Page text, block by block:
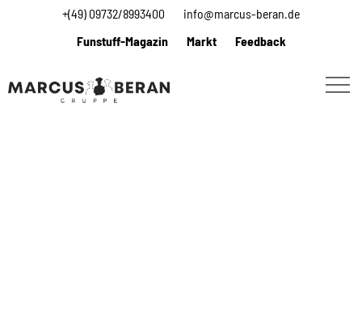
+(49) 09732/8993400
info@marcus-beran.de
Funstuff-Magazin
Markt Feedback